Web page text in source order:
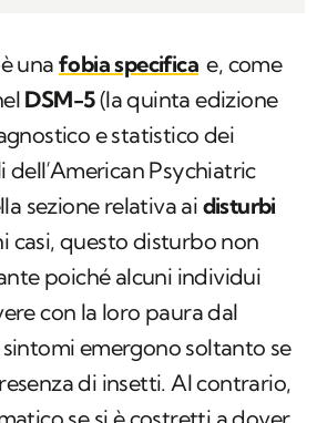
una fobia specifica e, come
DSM-5(la quinta edizione
e statistico dei
Psychiatric
sezione relativa ai disturbi
casi, questo disturbo non
poiché alcuni individui
con la loro paura dal
emergono soltanto se
di insetti. Al contrario,